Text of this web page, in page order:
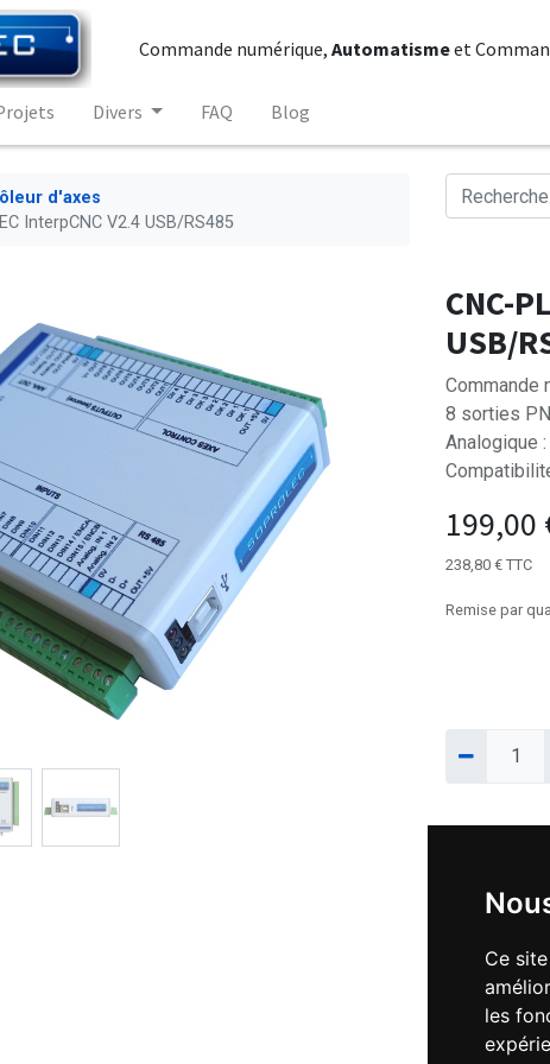
Ce
les
Commande numérique,Automatismeet
Divers FAQ Blog
d'axes
InterpCNC V2.4 USB/RS485
CNC-
USB/
Commande
8 sorties
Analogique
199,00
238,80 € TTC
Remise par
Manuels